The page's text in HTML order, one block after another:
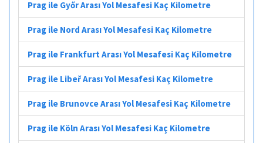
Prag ile Győr Arası Yol Mesafesi Kaç Kilometre
Prag ile Nord Arası Yol Mesafesi Kaç Kilometre
Prag ile Frankfurt Arası Yol Mesafesi Kaç Kilometre
Prag ile Libeř Arası Yol Mesafesi Kaç Kilometre
Prag ile Brunovce Arası Yol Mesafesi Kaç Kilometre
Prag ile Köln Arası Yol Mesafesi Kaç Kilometre